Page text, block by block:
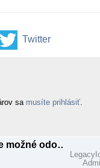
Twitter
sa musíte prihlásiť
RE: Android 5.0 je možné odomknúť akýmkoľvek dlhým heslom